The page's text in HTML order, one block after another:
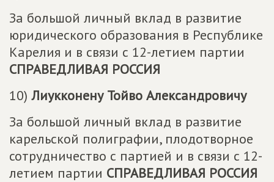
За большой личный вклад в развитие
юридического образования в Республике
Карелия и в связи с 12-летием партии
СПРАВЕДЛИВАЯ РОССИЯ
10) Лиукконену Тойво Александровичу
За большой личный вклад в развитие
карельской полиграфии, плодотворное
сотрудничество с партией и в связи с 12-
летием партии СПРАВЕДЛИВАЯ РОССИЯ